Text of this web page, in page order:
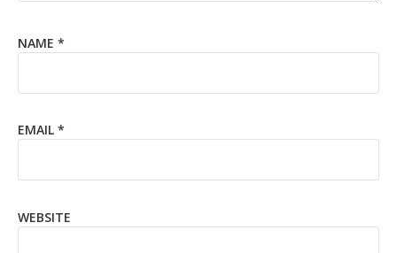
NAME *
EMAIL *
WEBSITE